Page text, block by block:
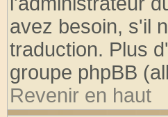
avez besoin, s'il
traduction. Plus
groupe phpBB
Revenir en haut